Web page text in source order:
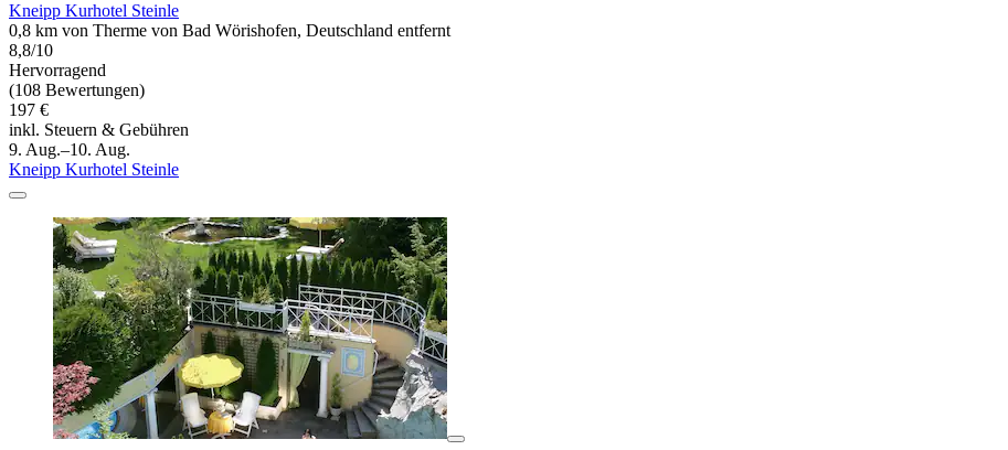
Kneipp Kurhotel Steinle
0,8 km von Therme von Bad Wörishofen, Deutschland entfernt
8,8/10
Hervorragend
(108 Bewertungen)
197 €
inkl. Steuern & Gebühren
9. Aug.–10. Aug.
Kneipp Kurhotel Steinle